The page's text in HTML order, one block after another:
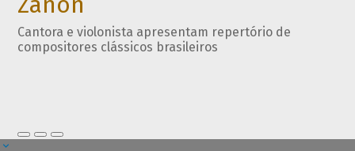
Cantora e violonista apresentam repertório de
compositores clássicos brasileiros